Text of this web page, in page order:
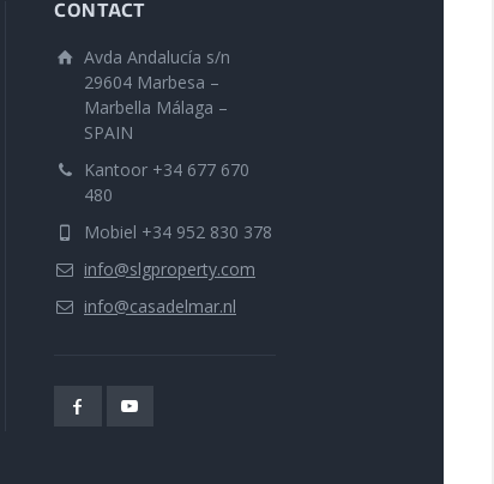
CONTACT
Avda Andalucía s/n
29604 Marbesa –
Marbella Málaga –
SPAIN
Kantoor +34 677 670
480
Mobiel +34 952 830 378
info@slgproperty.com
info@casadelmar.nl